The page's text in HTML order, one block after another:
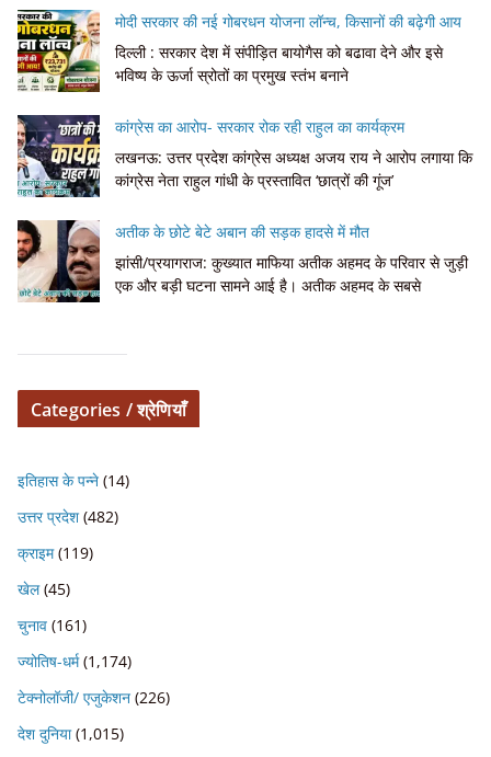
मोदी सरकार की नई गोबरधन योजना लॉन्च, किसानों की बढ़ेगी आय
दिल्ली : सरकार देश में संपीड़ित बायोगैस को बढावा देने और इसे
भविष्य के ऊर्जा स्रोतों का प्रमुख स्तंभ बनाने
कांग्रेस का आरोप- सरकार रोक रही राहुल का कार्यक्रम
लखनऊ: उत्तर प्रदेश कांग्रेस अध्यक्ष अजय राय ने आरोप लगाया कि
कांग्रेस नेता राहुल गांधी के प्रस्तावित ‘छात्रों की गूंज’
अतीक के छोटे बेटे अबान की सड़क हादसे में मौत
झांसी/प्रयागराज: कुख्यात माफिया अतीक अहमद के परिवार से जुड़ी
एक और बड़ी घटना सामने आई है। अतीक अहमद के सबसे
Categories / श्रेणियाँ
इतिहास के पन्ने (14)
उत्तर प्रदेश (482)
क्राइम(119)
खेल(45)
चुनाव (161)
ज्योतिष-धर्म(1,174)
टेक्नोलॉजी/ एजुकेशन (226)
देश दुनिया(1,015)